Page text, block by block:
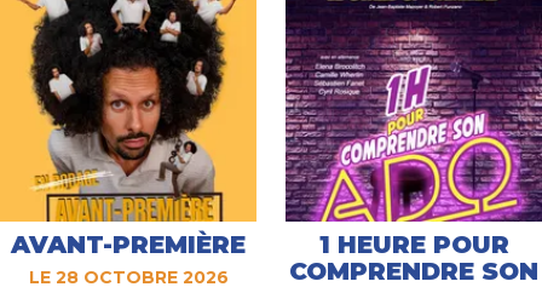
AVANT-PREMIÈRE
LE 28 OCTOBRE 2026
1 HEURE POUR
COMPRENDRE SON